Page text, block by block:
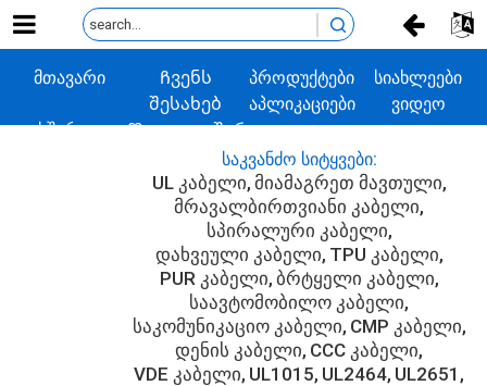
მთავარი
Ჩვენს
შესახებ
პროდუქტები
სიახლეები
აპლიკაციები
ვიდეო
ხშირად
Დაგვიკავშირდით
ᲡᲐᲙᲕᲐᲜᲫᲝ ᲡᲘᲢᲧᲕᲔᲑᲘ:
UL კაბელი მიამაგრეთ მავთული
მრავალბირთვიანი კაბელი
სპირალური კაბელი
დახვეული კაბელი TPU კაბელი
PUR კაბელი ბრტყელი კაბელი
საავტომობილო კაბელი
საკომუნიკაციო კაბელი CMP კაბელი
დენის კაბელი CCC კაბელი
VDE კაბელი UL1015 UL2464 UL2651